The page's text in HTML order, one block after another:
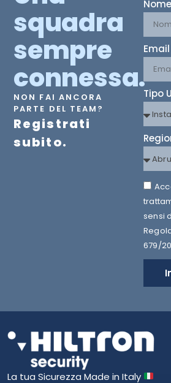
squadra
sempre
connessa.
NON FAI ANCORA
PARTE DEL TEAM?
Registrati
subito.
Nome
Email
Tipo
sensi
679/
La tua Sicurezza Made in Italy